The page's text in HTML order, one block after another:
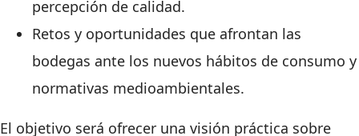
percepción de calidad.
Retos y oportunidades que afrontan las
bodegas ante los nuevos hábitos de consumo y
normativas medioambientales.
El objetivo será ofrecer una visión práctica sobre